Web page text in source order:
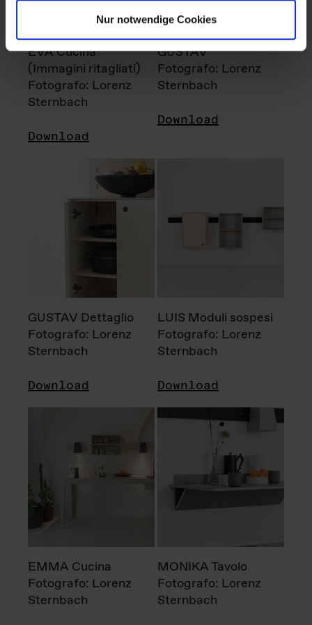
Nur notwendige Cookies
EVA Cucina
(Immagini ritagliati)
Fotografo: Lorenz
Sternbach
Download
GUSTAV
Fotografo: Lorenz
Sternbach
Download
GUSTAV Dettaglio
Fotografo: Lorenz
Sternbach
Download
LUIS Moduli sospesi
Fotografo: Lorenz
Sternbach
Download
EMMA Cucina
Fotografo: Lorenz
Sternbach
MONIKA Tavolo
Fotografo: Lorenz
Sternbach